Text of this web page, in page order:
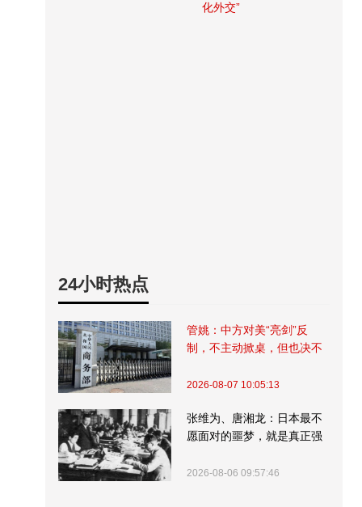
化外交”
24小时热点
管姚：中方对美“亮剑”反
制，不主动掀桌，但也决不
2026-08-07 10:05:13
张维为、唐湘龙：日本最不
愿面对的噩梦，就是真正强
2026-08-06 09:57:46